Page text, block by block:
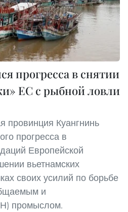
прогресса в снятии
ЕС с рыбной ловли
провинция Куангнинь
прогресса в
Европейской
вьетнамских
своих усилий по борьбе
и
промыслом.